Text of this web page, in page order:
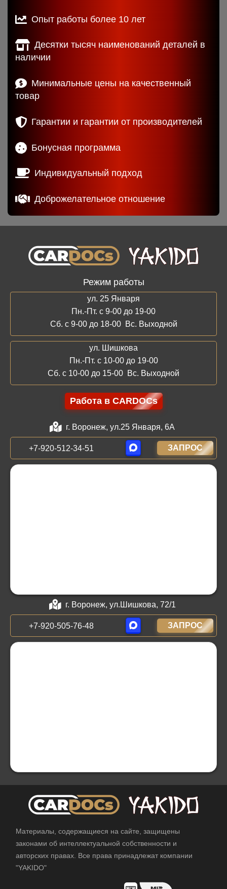
Опыт работы более 10 лет
Десятки тысяч наименований деталей в
наличии
Минимальные цены на качественный
товар
Гарантии и гарантии от производителей
Бонусная программа
Индивидуальный подход
Доброжелательное отношение
Режим работы
ул. 25 Января
Пн.-Пт. с 9-00 до 19-00
Сб. с 9-00 до 18-00 Вс. Выходной
ул. Шишкова
Пн.-Пт. с 10-00 до 19-00
Сб. с 10-00 до 15-00 Вс. Выходной
Работа в CARDOCs
г. Воронеж, ул.25 Января, 6А
+7-920-512-34-51 ЗАПРОС
г. Воронеж, ул.Шишкова, 72/1
+7-920-505-76-48 ЗАПРОС
Материалы, содержащиеся на сайте, защищены
законами об интеллектуальной собственности и
авторских правах. Все права принадлежат компании
"YAKIDO"